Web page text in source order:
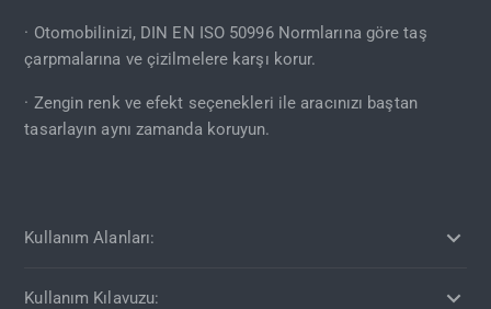
· Otomobilinizi, DIN EN ISO 50996 Normlarına göre taş
çarpmalarına ve çizilmelere karşı korur.
· Zengin renk ve efekt seçenekleri ile aracınızı baştan
tasarlayın aynı zamanda koruyun.
Kullanım Alanları:
Kullanım Kılavuzu: